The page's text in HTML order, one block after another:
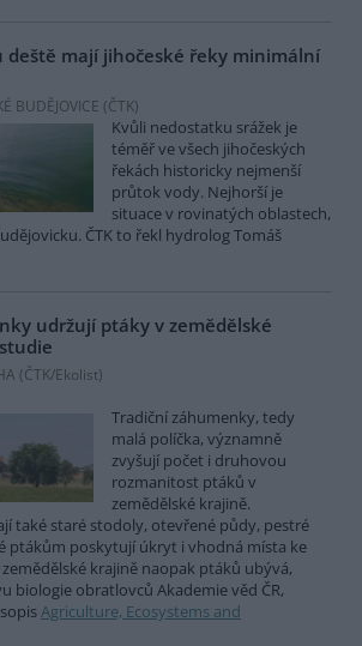
deště mají jihočeské řeky minimální
BUDĚJOVICE (ČTK)
Kvůli nedostatku srážek je
téměř ve všech jihočeských
řekách historicky nejmenší
průtok vody. Nejhorší je
situace v rovinatých oblastech,
ČTK to řekl hydrolog Tomáš
udržují ptáky v zemědělské
(ČTK/Ekolist)
Tradiční záhumenky, tedy
malá políčka, významně
zvyšují počet i druhovou
rozmanitost ptáků v
zemědělské krajině.
také staré stodoly, otevřené půdy, pestré
ptákům poskytují úkryt i vhodná místa ke
krajině naopak ptáků ubývá,
biologie obratlovců Akademie věd ČR,
Agriculture, Ecosystems and